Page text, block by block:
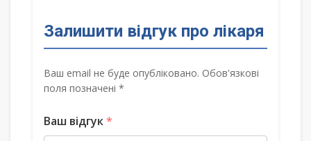
Залишити відгук про лікаря
Ваш email не буде опубліковано. Обов'язкові
поля позначені *
Ваш відгук*